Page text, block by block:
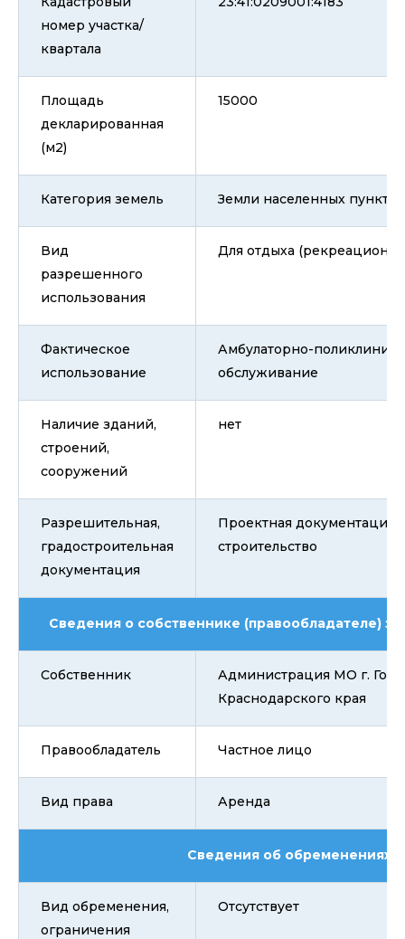
номер участка/
квартала
Площадь
декларированная
(м2)
15000
Категория земель Земли населенных пунктов
Вид
разрешенного
использования
Для отдыха
Фактическое
использование
Амбулаторно-
обслуживание
Наличие зданий,
строений,
сооружений
нет
Разрешительная,
градостроительная
документация
Проектная
строительство
Сведения о собственнике (правообладателе)
Собственник
Администрация МО г.
Краснодарского края
Правообладатель Частное лицо
Вид права Аренда
Сведения об обременениях
Вид обременения,
ограничения
Отсутствует